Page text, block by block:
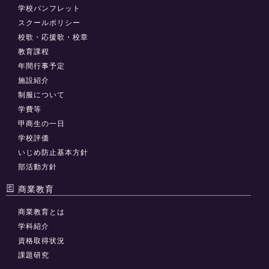
学校パンフレット
スクールポリシー
校歌・応援歌・校章
教育課程
年間行事予定
施設紹介
制服について
学費等
甲商生の一日
学校評価
いじめ防止基本方針
部活動方針
商業教育
商業教育とは
学科紹介
資格取得状況
課題研究